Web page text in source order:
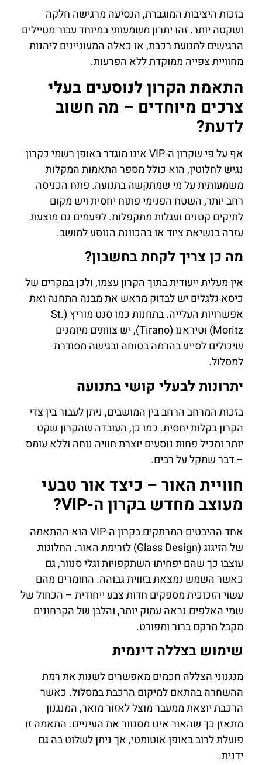
בזכות היציבות המוגברת, הנסיעה מרגישה חלקה
ושקטה יותר. זהו יתרון משמעותי במיוחד עבור מטיילים
הרגישים לתנועת רכבת, או כאלה המעוניינים ליהנות
מחוויית צפייה ממוקדת ללא הפרעות.
התאמת הקרון לנוסעים בעלי
צרכים מיוחדים – מה חשוב
לדעת?
אף על פי שקרון ה-VIP אינו מוגדר באופן רשמי כקרון
נגיש לחלוטין, הוא כולל מספר התאמות המקלות
משמעותית על מי שמתקשה בתנועה. פתח הכניסה
רחב יותר, השטח הפנימי פתוח יחסית ויש מקום
לתיקים קטנים ועגלות מתקפלות. לפעמים גם מוצעת
עזרה בנשיאת ציוד או בהכוונת הנוסע למושב.
מה כן צריך לקחת בחשבון?
אין מעלית ייעודית בתוך הקרון עצמו, ולכן במקרים של
כיסא גלגלים יש לבדוק מראש את מבנה התחנה ואת
אפשרויות העלייה. בתחנות כמו סנט מוריץ (St.
Moritz) וטיראנו (Tirano), יש צוותים מיומנים
שיכולים לסייע בהרמה בטוחה ובגישה מסודרת
למסלול.
יתרונות לבעלי קושי בתנועה
בזכות המרחב הרחב בין המושבים, ניתן לעבור בין צדי
הקרון בקלות יחסית. כמו כן, העובדה שהקרון שקט
יותר ומכיל פחות נוסעים יוצרת חוויה נוחה וללא עומס
– דבר שמקל על רבים.
חוויית האור – כיצד אור טבעי
מעוצב מחדש בקרון ה-VIP?
אחד ההיבטים המרתקים בקרון ה-VIP הוא ההתאמה
של הזיגוג (Glass Design) לזרימת האור. החלונות
עוצבו כך שהם יפחיתו השתקפויות וגלי סנוור, גם
כאשר השמש נמצאת בזווית גבוהה. החומרים מהם
עשוי הזכוכית מספקים חדות צבע ייחודית – הכחול של
שמי האלפים נראה עמוק יותר, והלבן של הקרחונים
מקבל מרקם ברור ומפורט.
שימוש בצללה דינמית
מנגנוני הצללה חכמים מאפשרים לשנות את רמת
ההשחרה בהתאם למיקום הרכבת במסלול. כאשר
הרכבת יוצאת ממעבר מוצל לאזור מואר, המנגנון
מתאזן כך שהאור אינו מסנוור את העיניים. התאמה זו
פועלת לרוב באופן אוטומטי, אך ניתן לשלוט בה גם
ידנית.